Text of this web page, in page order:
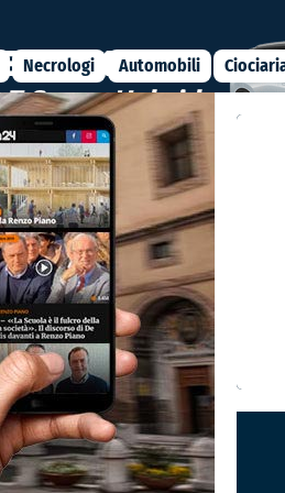
Necrologi Automobili